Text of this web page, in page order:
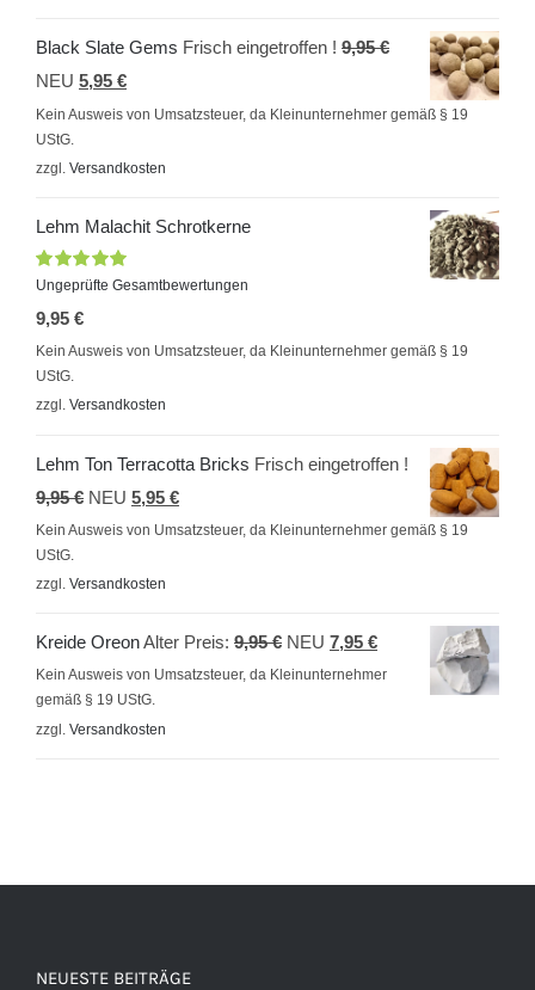
Black Slate Gems Frisch eingetroffen ! 9,95€Ursprünglicher
war:
NEU 5,95 €Aktueller
Preis
5,95 €.
Kein Ausweis von Umsatzsteuer, da Kleinunternehmer gemäß § 19
UStG.
zzgl. Versandkosten
Lehm Malachit Schrotkerne
Bewertet
5
Ungeprüfte Gesamtbewertungen
9,95 €
Kein Ausweis von Umsatzsteuer, da Kleinunternehmer gemäß § 19
UStG.
zzgl. Versandkosten
Lehm Ton Terracotta Bricks Frisch eingetroffen !
9,95€ Ursprünglicher
Preis
NEU 5,95 €Aktueller
Preis
Kein Ausweis von Umsatzsteuer, da Kleinunternehmer gemäß § 19
UStG.
zzgl. Versandkosten
Kreide OreonAlter Preis: 9,95€ Ursprünglicher
Preis
NEU 7,95 €Aktueller
Preis
Kein Ausweis von Umsatzsteuer, da Kleinunternehmer
gemäß § 19 UStG.
zzgl. Versandkosten
NEUESTE BEITRÄGE